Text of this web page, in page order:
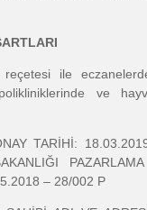
ile
ve
TARİHİ:
– 28/002 P